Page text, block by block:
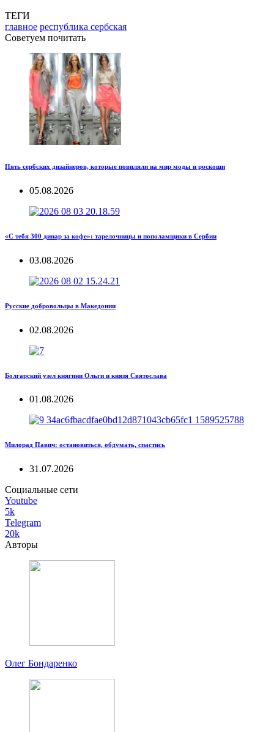
ТЕГИ
главное республика сербская
Советуем почитать
Пять сербских дизайнеров, которые повиляли на мир моды и роскоши
05.08.2026
«С тебя 300 динар за кофе»: тарелочницы и пополамщики в Сербии
03.08.2026
Русские добровольцы в Македонии
02.08.2026
Болгарский узел княгини Ольги и князя Святослава
01.08.2026
Милорад Павич: остановиться, обдумать, спастись
31.07.2026
Социальные сети
Youtube
5k
Telegram
20k
Авторы
Олег Бондаренко